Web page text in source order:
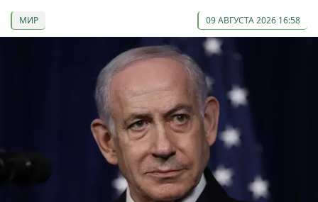
МИР 09 АВГУСТА 2026 16:58